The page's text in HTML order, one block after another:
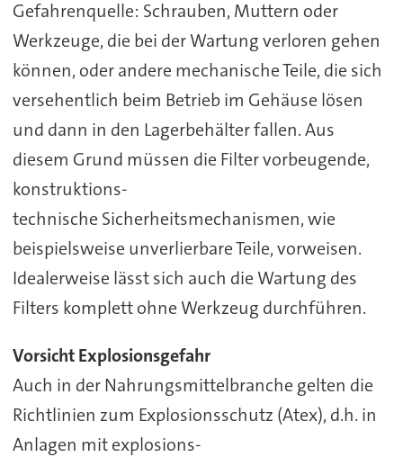
Gefahrenquelle: Schrauben, Muttern oder
Werkzeuge, die bei der Wartung verloren gehen
können, oder andere mechanische Teile, die sich
versehentlich beim Betrieb im Gehäuse lösen
und dann in den Lagerbehälter fallen. Aus
diesem Grund müssen die Filter vorbeugende,
konstruktions-
technische Sicherheitsmechanismen, wie
beispielsweise unverlierbare Teile, vorweisen.
Idealerweise lässt sich auch die Wartung des
Filters komplett ohne Werkzeug durchführen.
Vorsicht Explosionsgefahr
Auch in der Nahrungsmittelbranche gelten die
Richtlinien zum Explosionsschutz (Atex), d.h. in
Anlagen mit explosions-